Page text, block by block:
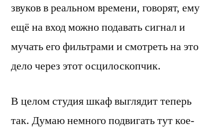
звуков в реальном времени, говорят, ему
ещё на вход можно подавать сигнал и
мучать его фильтрами и смотреть на это
дело через этот осцилоскопчик.
В целом студия шкаф выглядит теперь
так. Думаю немного подвигать тут кое-